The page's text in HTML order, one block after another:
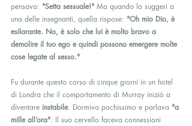
pensava: "Setta sessuale!" Ma quando lo suggerì a
una delle insegnanti, quella rispose: "Oh mio Dio, è
esilarante. No, è solo che lui è molto bravo a
demolire il tuo ego e quindi possono emergere molte
cose legate al sesso."
Fu durante questo corso di cinque giorni in un hotel
di Londra che il comportamento di Murray iniziò a
diventare instabile. Dormiva pochissimo e parlava "a
mille all’ora". Il suo cervello faceva connessioni